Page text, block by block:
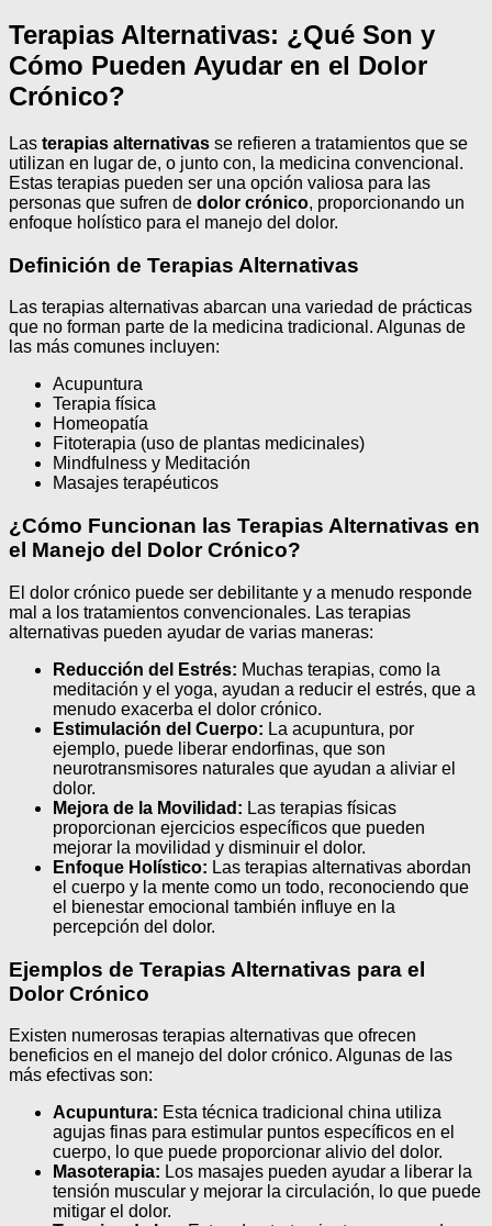
Terapias Alternativas: ¿Qué Son y
Cómo Pueden Ayudar en el Dolor
Crónico?
Las terapias alternativas se refieren a tratamientos que se
utilizan en lugar de, o junto con, la medicina convencional.
Estas terapias pueden ser una opción valiosa para las
personas que sufren de dolor crónico, proporcionando un
enfoque holístico para el manejo del dolor.
Definición de Terapias Alternativas
Las terapias alternativas abarcan una variedad de prácticas
que no forman parte de la medicina tradicional. Algunas de
las más comunes incluyen:
Acupuntura
Terapia física
Homeopatía
Fitoterapia (uso de plantas medicinales)
Mindfulness y Meditación
Masajes terapéuticos
¿Cómo Funcionan las Terapias Alternativas en
el Manejo del Dolor Crónico?
El dolor crónico puede ser debilitante y a menudo responde
mal a los tratamientos convencionales. Las terapias
alternativas pueden ayudar de varias maneras:
Reducción del Estrés: Muchas terapias, como la
meditación y el yoga, ayudan a reducir el estrés, que a
menudo exacerba el dolor crónico.
Estimulación del Cuerpo: La acupuntura, por
ejemplo, puede liberar endorfinas, que son
neurotransmisores naturales que ayudan a aliviar el
dolor.
Mejora de la Movilidad: Las terapias físicas
proporcionan ejercicios específicos que pueden
mejorar la movilidad y disminuir el dolor.
Enfoque Holístico: Las terapias alternativas abordan
el cuerpo y la mente como un todo, reconociendo que
el bienestar emocional también influye en la
percepción del dolor.
Ejemplos de Terapias Alternativas para el
Dolor Crónico
Existen numerosas terapias alternativas que ofrecen
beneficios en el manejo del dolor crónico. Algunas de las
más efectivas son:
Acupuntura: Esta técnica tradicional china utiliza
agujas finas para estimular puntos específicos en el
cuerpo, lo que puede proporcionar alivio del dolor.
Masoterapia: Los masajes pueden ayudar a liberar la
tensión muscular y mejorar la circulación, lo que puede
mitigar el dolor.